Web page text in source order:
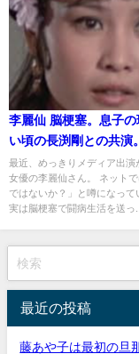
李麗仙 脳梗塞。息子
い頃の長渕剛との共演
症？画像
最近、めっきりメディア出演
女優の李麗仙さん。 ネット
ではないか？」と噂になって
実は脳梗塞で闘病生活を送っ
最近の投稿
藤あや子は最初の旦